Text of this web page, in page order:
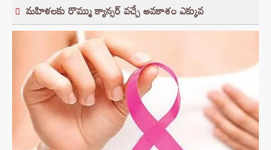
మహిళలకు రొమ్ము క్యాన్సర్ వచ్చే అవకాశం ఎక్కువ